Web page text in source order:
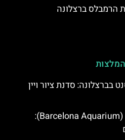
הרמבלס ברצלונה
המלצות
בברצלונה: סדנת ציור ויין
האקווריום של ברצלונה (Barcelona Aquarium):